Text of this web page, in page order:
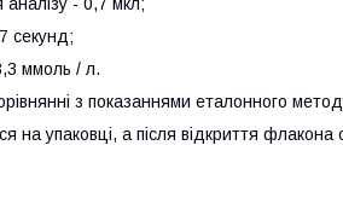
аналізу - 0,7 мкл;
секунд;
ммоль / л.
з показаннями еталонного
на упаковці, а після відкриття флакона